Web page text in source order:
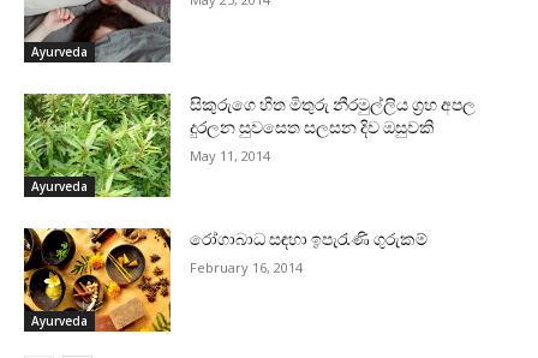
Ayurveda
Ayurveda
සිකුරුගෙ හිත මිතුරු නීරමුල්ලිය ග්‍රහ අපල
දුරලන සුවසෙත සලසන දිව ඔසුවකි
May 11, 2014
Ayurveda
රෝගාබාධ සඳහා ඉපැරැණි ගුරුකම්
February 16, 2014